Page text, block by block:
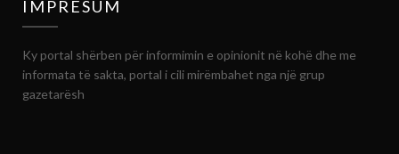
IMPRESUM
Ky portal shërben për informimin e opinionit në kohë dhe me
informata të sakta, portal i cili mirëmbahet nga një grup
gazetarësh